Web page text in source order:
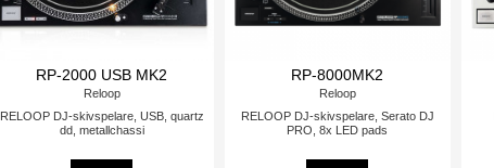
RP-2000 USB MK2
Reloop
RELOOP DJ-skivspelare, USB, quartz
dd, metallchassi
RP-8000MK2
Reloop
RELOOP DJ-skivspelare, Serato DJ
PRO, 8x LED pads